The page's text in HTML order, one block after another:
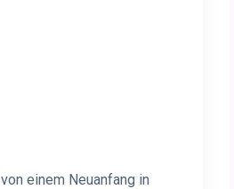
einem Neuanfang in